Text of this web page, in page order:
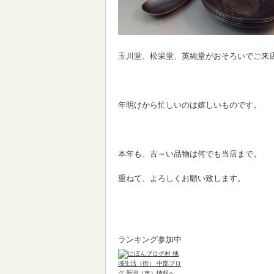
玉川堂、松栄堂、英純堂がおそろいでご来
年明けから忙しいのは嬉しいものです。
本年も、古～い品物は何でも当店まで。
重ねて、よろしくお願い致します。
ランキング参加中